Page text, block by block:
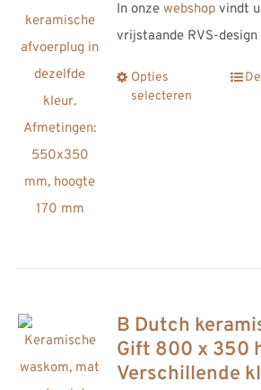
In onzewebshop vindt
vrijstaande RVS-
Opties
selecteren
Dit
op
de
B Dutch
Gift 800 x 350
Verschillende